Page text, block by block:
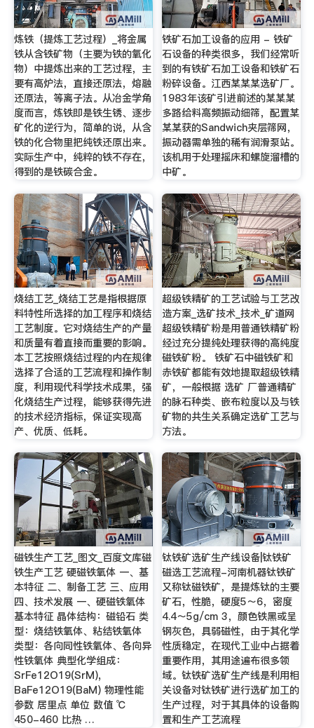
炼铁（提炼工艺过程）_将金属
铁从含铁矿物（主要为铁的氧化
物）中提炼出来的工艺过程，主
要有高炉法，直接还原法，熔融
还原法，等离子法。从冶金学角
度而言，炼铁即是铁生锈、逐步
矿化的逆行为，简单的说，从含
铁的化合物里把纯铁还原出来。
实际生产中，纯粹的铁不存在，
得到的是铁碳合金。
铁矿石加工设备的应用 - 铁矿
石设备的种类很多，我们经常听
到的有铁矿石加工设备和铁矿石
粉碎设备。江西某某某选矿厂。
1983年该矿引进前述的某某某
多路给料高频振动细筛，配置某
某某获的Sandwich夹层筛网，
振动器需单独的稀有润滑泵站。
该机用于处理摇床和螺旋溜槽的
中矿。
烧结工艺_烧结工艺是指根据原
料特性所选择的加工程序和烧结
工艺制度。它对烧结生产的产量
和质量有着直接而重要的影响。
本工艺按照烧结过程的内在规律
选择了合适的工艺流程和操作制
度，利用现代科学技术成果，强
化烧结生产过程，能够获得先进
的技术经济指标，保证实现高
产、优质、低耗。
超级铁精矿的工艺试验与工艺改
造方案_选矿技术_技术_矿道网
超级铁精矿粉是用普通铁精矿粉
经过充分提纯处理获得的高纯度
磁铁矿粉。 铁矿石中磁铁矿和
赤铁矿都能有效地提取超级铁精
矿，一般根据 选矿 厂普通精矿
的脉石种类、嵌布粒度以及与铁
矿物的共生关系确定选矿工艺与
方法。
磁铁生产工艺_图文_百度文库磁
铁生产工艺 硬磁铁氧体 一、基
本特征 二、制备工艺 三、应用
四、技术发展 一、硬磁铁氧体
基本特征 晶体结构：磁铅石 类
型：烧结铁氧体、粘结铁氧体
类型：各向同性铁氧体、各向异
性铁氧体 典型化学组成：
SrFe12O19(SrM),
BaFe12O19(BaM) 物理性能
参数 居里点 单位 数值 ℃
450-460 比热 …
钛铁矿选矿生产线设备|钛铁矿
磁选工艺流程-河南机器钛铁矿
又称钛磁铁矿，是提炼钛的主要
矿石，性脆，硬度5～6，密度
4.4～5g/cm 3，颜色铁黑或呈
钢灰色，具弱磁性，由于其化学
性质稳定，在现代工业中占据着
重要作用，其用途遍布很多领
域。钛铁矿选矿生产线是利用相
关设备对钛铁矿进行选矿加工的
生产过程，对于其具体的设备购
置和生产工艺流程